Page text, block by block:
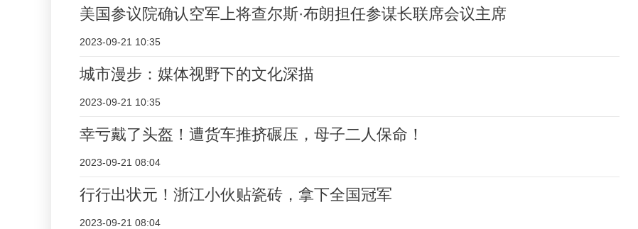
美国参议院确认空军上将查尔斯·布朗担任参谋长联席会议主席
2023-09-21 10:35
城市漫步：媒体视野下的文化深描
2023-09-21 10:35
幸亏戴了头盔！遭货车推挤碾压，母子二人保命！
2023-09-21 08:04
行行出状元！浙江小伙贴瓷砖，拿下全国冠军
2023-09-21 08:04